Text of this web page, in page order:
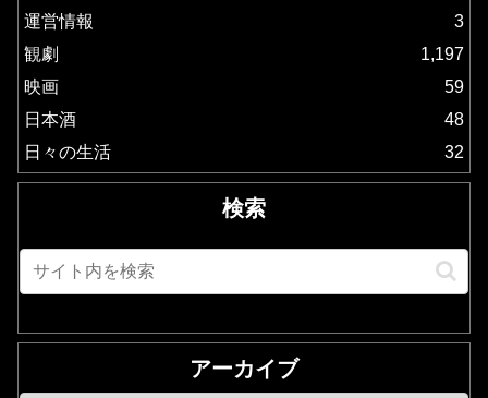
運営情報
3
観劇
1,197
映画
59
日本酒
48
日々の生活
32
検索
アーカイブ